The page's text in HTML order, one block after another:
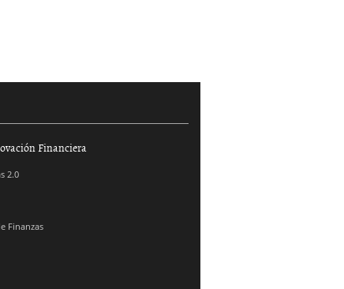
Financiera
2.0
Finanzas